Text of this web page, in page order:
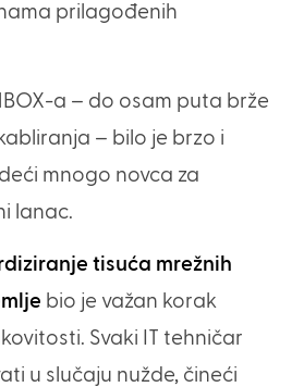
prilagođenih
a – do osam puta brže
– bilo je brzo i
mnogo novca za
lanac.
tisuća mrežnih
bio je važan korak
Svaki IT tehničar
u slučaju nužde, čineći